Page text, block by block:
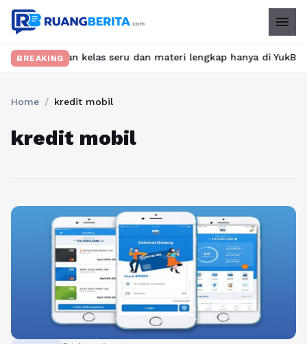
menu
BREAKINGkelas seru dan materi lengkap hanya di
Home / kredit mobil
kredit mobil